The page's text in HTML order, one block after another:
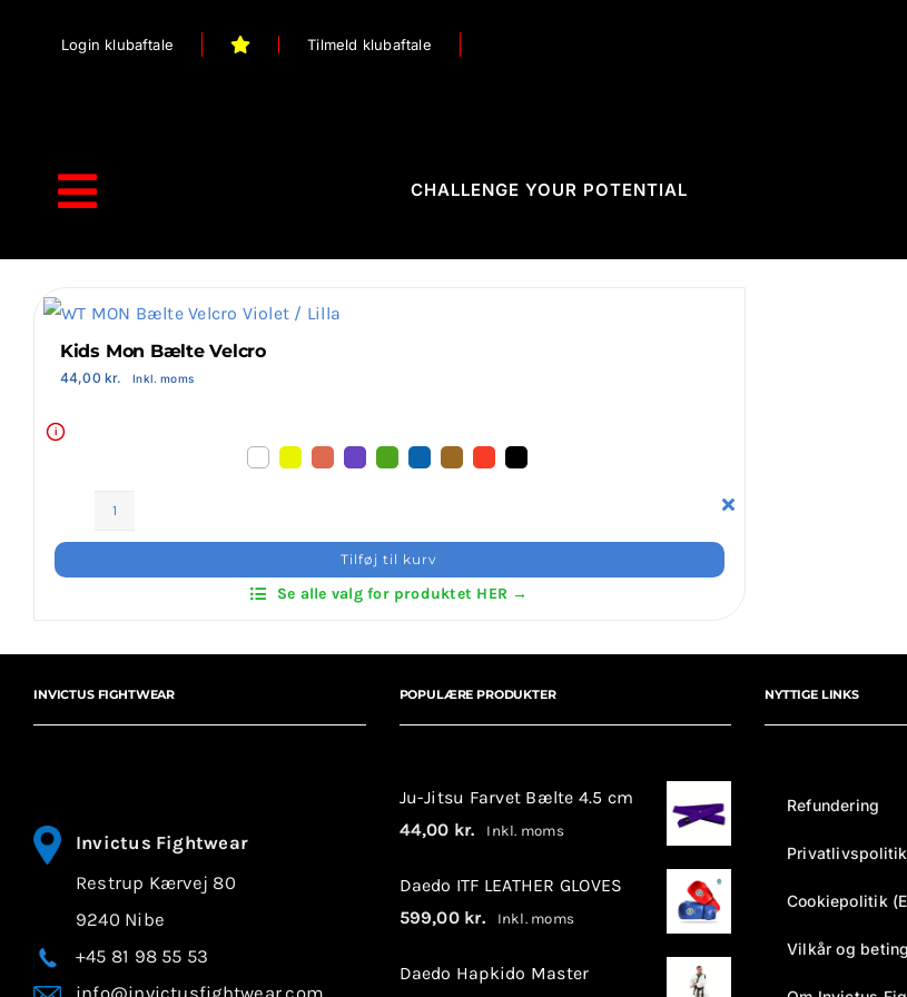
Login klubaftale Tilmeld klubaftale
Toggle
Navigation
Forside
Stilart / Kampsport
Invictus Brands
Klubaftalesider – Find din klub
FAQ’s
Om Invictus Fightwear
Information
Nyheder
CHALLENGE YOUR POTENTIAL
Kids Mon Bælte Velcro
44,00kr. Inkl. moms
i
Bælte
Tilføj til kurv
Se alle valg for produktet HER →
INVICTUS FIGHTWEAR
Invictus Fightwear
Restrup Kærvej 80
9240 Nibe
+45 81 98 55 53
POPULÆRE PRODUKTER
Ju-Jitsu Farvet Bælte 4.5 cm
44,00 kr. Inkl. moms
Daedo ITF LEATHER GLOVES
599,00 kr. Inkl. moms
Daedo Hapkido Master
NYTTIGE LINKS
Refundering
Privatlivspolitik
Cookiepolitik
Vilkår og